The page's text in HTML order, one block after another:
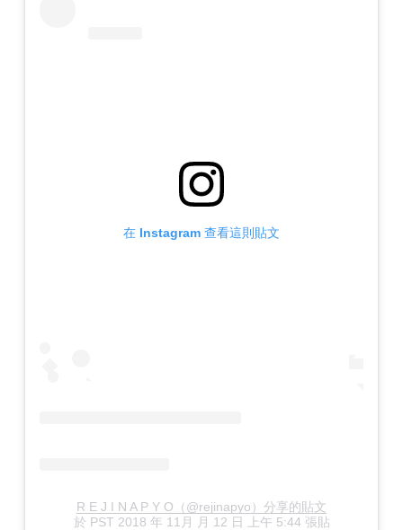
在 Instagram 查看這則貼文
R E J I N A P Y O（@rejinapyo）分享的貼文
於 PST 2018 年 11月 月 12 日 上午 5:44 張貼